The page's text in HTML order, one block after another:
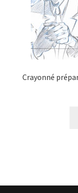
Crayonné